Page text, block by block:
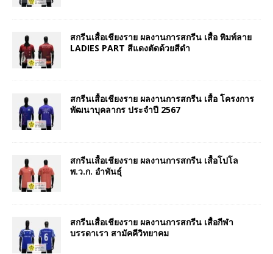
สกรีนเสื้อเชียงราย ผลงานการสกรีน เสื้อ พิมพ์ลาย
LADIES PART สีแดงตัดด้วยสีดำ
สกรีนเสื้อเชียงราย ผลงานการสกรีน เสื้อ โครงการ
พัฒนาบุคลากร ประจำปี 2567
สกรีนเสื้อเชียงราย ผลงานการสกรีน เสื้อโปโล
พ.ว.ก. อำพันธุ์
สกรีนเสื้อเชียงราย ผลงานการสกรีน เสื้อกีฬา
บรรดาเรา สามัคคีวิทยาคม